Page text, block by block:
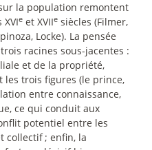
la population remontent
e et XVIIe siècles (Filmer,
Locke). La pensée
racines sous-jacentes :
et de la propriété,
les trois figures (le prince,
entre connaissance,
ce qui conduit aux
potentiel entre les
collectif; enfin, la